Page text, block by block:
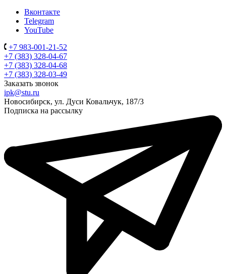
Вконтакте
Telegram
YouTube
+7 983-001-21-52
+7 (383) 328-04-67
+7 (383) 328-04-68
+7 (383) 328-03-49
Заказать звонок
ipk@stu.ru
Новосибирск, ул. Дуси Ковальчук, 187/3
Подписка на рассылку